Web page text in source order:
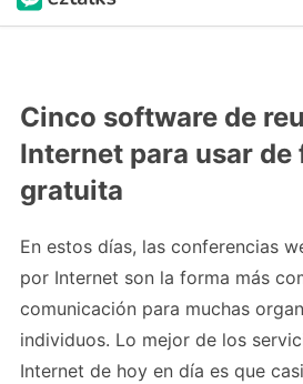
Cinco software de
Internet para usar de
gratuita
En estos días, las conferencias
por Internet son la forma más
comunicación para muchas
individuos. Lo mejor de los
Internet de hoy en día es que